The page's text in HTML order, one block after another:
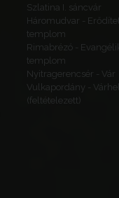
Szlatina I. sáncvár
Háromudvar -
templom
Rimabrézó -
templom
Nyitragerencsér - Vár
Vulkapordány -
(feltételezett)